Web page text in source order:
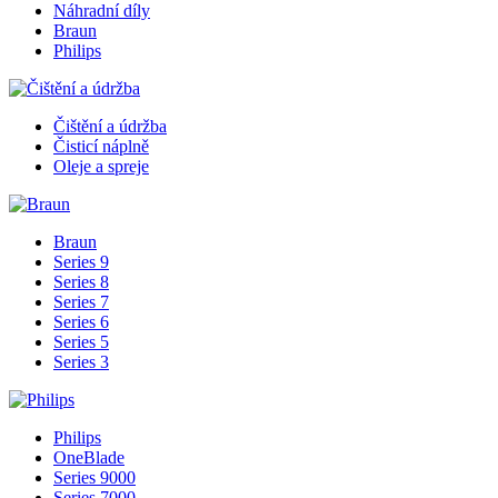
Náhradní díly
Braun
Philips
Čištění a údržba
Čisticí náplně
Oleje a spreje
Braun
Series 9
Series 8
Series 7
Series 6
Series 5
Series 3
Philips
OneBlade
Series 9000